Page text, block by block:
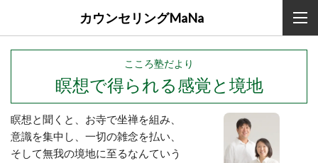
カウンセリングMaNa
こころ塾だより
瞑想で得られる感覚と境地
瞑想と聞くと、お寺で坐禅を組み、
意識を集中し、一切の雑念を払い、
そして無我の境地に至るなんていう